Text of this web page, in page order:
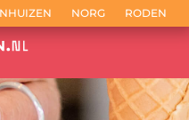
NORG RODEN